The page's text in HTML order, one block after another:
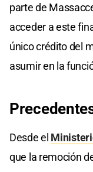
parte de
acceder a este
único crédito del
asumir en la
Desde el
que la remoción